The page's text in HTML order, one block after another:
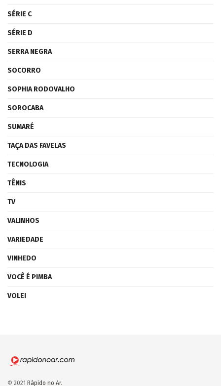
SÉRIE C
SÉRIE D
SERRA NEGRA
SOCORRO
SOPHIA RODOVALHO
SOROCABA
SUMARÉ
TAÇA DAS FAVELAS
TECNOLOGIA
TÊNIS
TV
VALINHOS
VARIEDADE
VINHEDO
VOCÊ É PIMBA
VOLEI
© 2021 Rápido no Ar.